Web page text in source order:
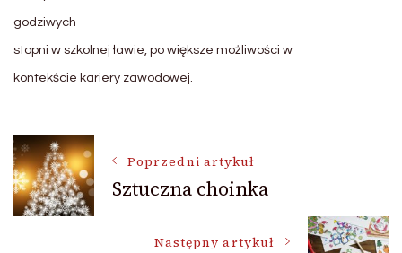
godziwych
stopni w szkolnej ławie, po większe możliwości w
kontekście kariery zawodowej.
Nawigacja
wpisu
Poprzedni artykuł
Sztuczna choinka
Następny artykuł